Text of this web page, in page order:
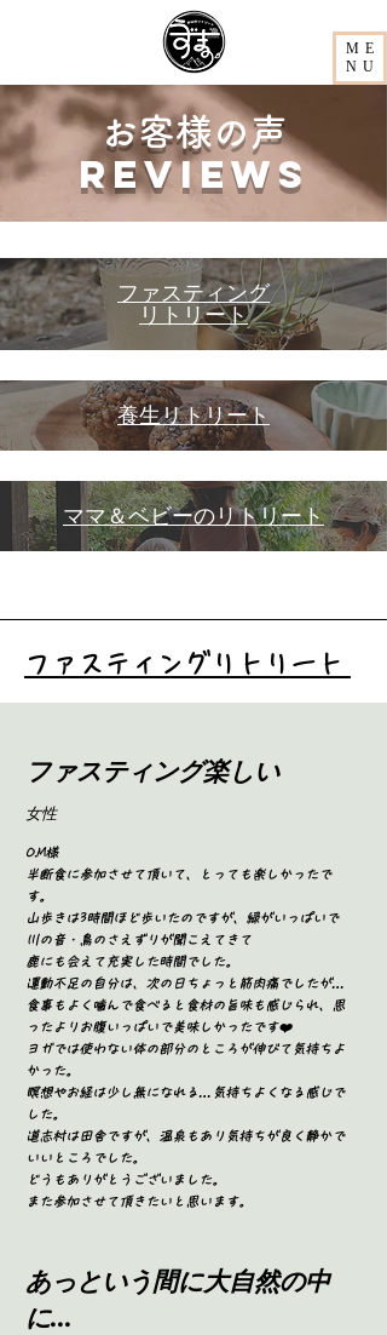
ME
NU
お客様の声
reviews
​ファスティング
リトリート
養生リトリート
​ママ＆ベビーのリトリート
ファスティングリトリート
​ファスティング楽しい
​女性
O.M様
半断食に参加させて頂いて、とっても楽しかったで
す。
山歩きは3時間ほど歩いたのですが、緑がいっぱいで
川の音・鳥のさえずりが聞こえてきて
鹿にも会えて充実した時間でした。
運動不足の自分は、次の日ちょっと筋肉痛でしたが…
食事もよく噛んで食べると食材の旨味も感じられ、思
ったよりお腹いっぱいで美味しかったです❤️
ヨガでは使わない体の部分のところが伸びて気持ちよ
かった。
瞑想やお経は少し無になれる…気持ちよくなる感じで
した。
道志村は田舎ですが、温泉もあり気持ちが良く静かで
いいところでした。
どうもありがとうございました。
また参加させて頂きたいと思います。
あっと​いう間に大自然の中
に...